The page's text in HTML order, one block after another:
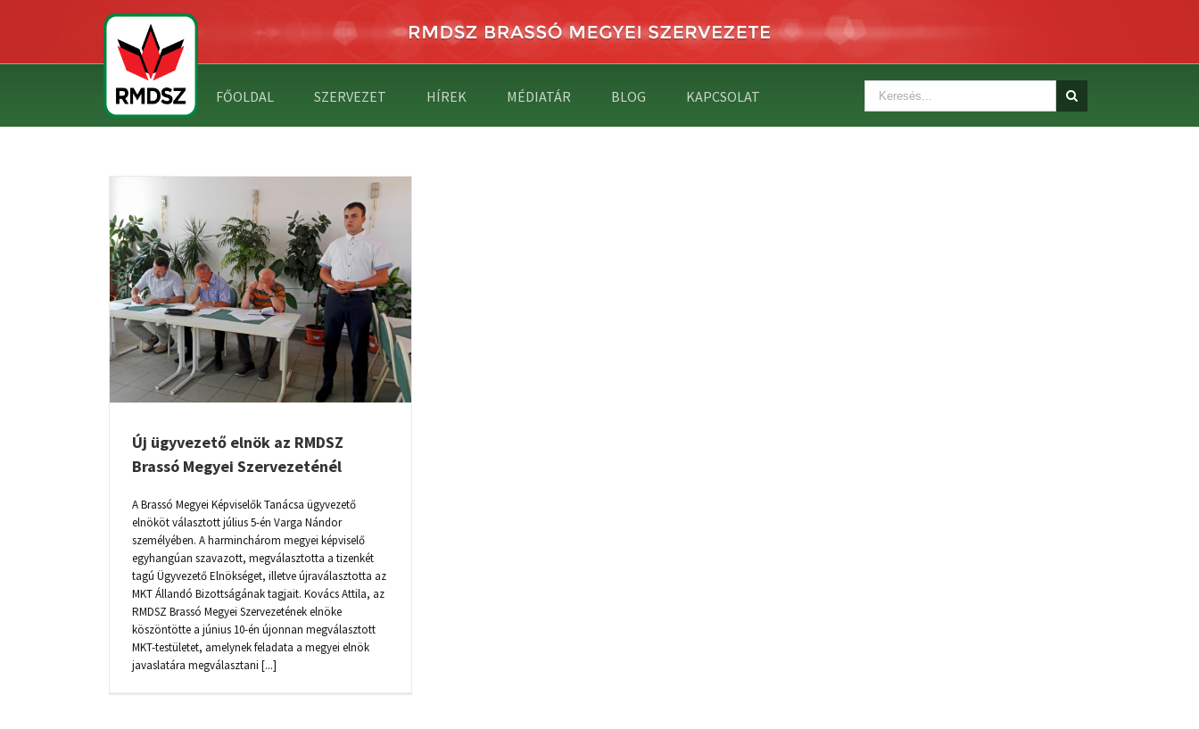
FŐOLDAL SZERVEZET HÍREK MÉDIATÁR BLOG KAPCSOLAT
Új ügyvezető elnök az RMDSZ
Brassó Megyei Szervezeténél
A Brassó Megyei Képviselők Tanácsa ügyvezető
elnököt választott július 5-én Varga Nándor
személyében. A harminchárom megyei képviselő
egyhangúan szavazott, megválasztotta a tizenkét
tagú Ügyvezető Elnökséget, illetve újraválasztotta az
MKT Állandó Bizottságának tagjait. Kovács Attila, az
RMDSZ Brassó Megyei Szervezetének elnöke
köszöntötte a június 10-én újonnan megválasztott
MKT-testületet, amelynek feladata a megyei elnök
javaslatára megválasztani [...]